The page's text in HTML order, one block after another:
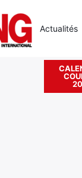
Actualités
Rechercher